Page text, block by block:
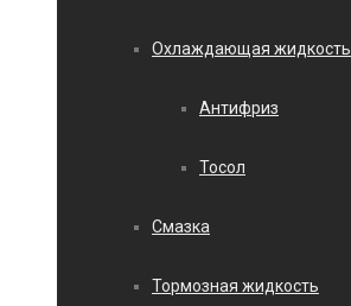
Охлаждающая жидкость
Антифриз
Тосол
Смазка
Тормозная жидкость